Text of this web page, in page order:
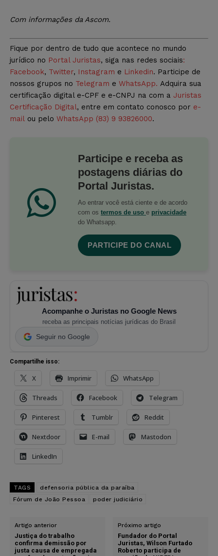
Com informações da Ascom.
Fique por dentro de tudo que acontece no mundo
jurídico no Portal Juristas, siga nas redes sociais:
Facebook, Twitter, Instagram e Linkedin. Participe de
nossos grupos no Telegram e WhatsApp. Adquira sua
certificação digital e-CPF e e-CNPJ na com a Juristas
Certificação Digital, entre em contato conosco por e-
mail ou pelo WhatsApp (83) 9 93826000.
Participe e receba as
postagens diárias do
Portal Juristas.
Ao entrar você está ciente e de acordo
com os termos de uso e privacidade
do Whatsapp.
PARTICIPE DO CANAL
Acompanhe o Juristas no Google News
receba as principais notícias jurídicas do Brasil
Seguir no Google
Compartilhe isso:
X Imprimir WhatsApp
Threads Facebook Telegram
Pinterest Tumblr Reddit
Nextdoor E-mail Mastodon
LinkedIn
TAGS
defensoria pública da paraíba
Fórum de João Pessoa
poder judiciário
Artigo anterior
Justiça do trabalho
confirma demissão por
justa causa de empregada
Próximo artigo
Fundador do Portal
Juristas, Wilson Furtado
Roberto participa de